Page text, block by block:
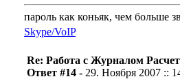
пароль как коньяк, чем больше
Skype/VoIP
Re: Работа с Журналом
Ответ #14 - 29. Ноября 2007 ::